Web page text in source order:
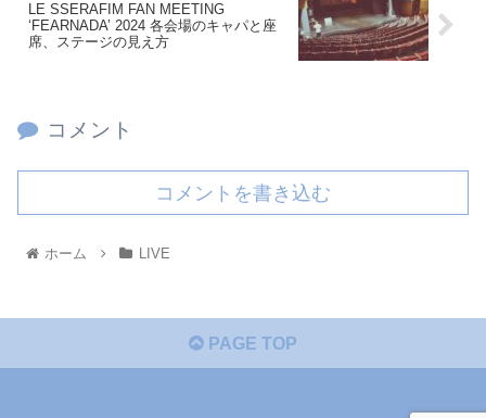
LE SSERAFIM FAN MEETING
‘FEARNADA’ 2024 各会場のキャパと座
席、ステージの見え方
コメント
コメントを書き込む
ホーム LIVE
PAGE TOP